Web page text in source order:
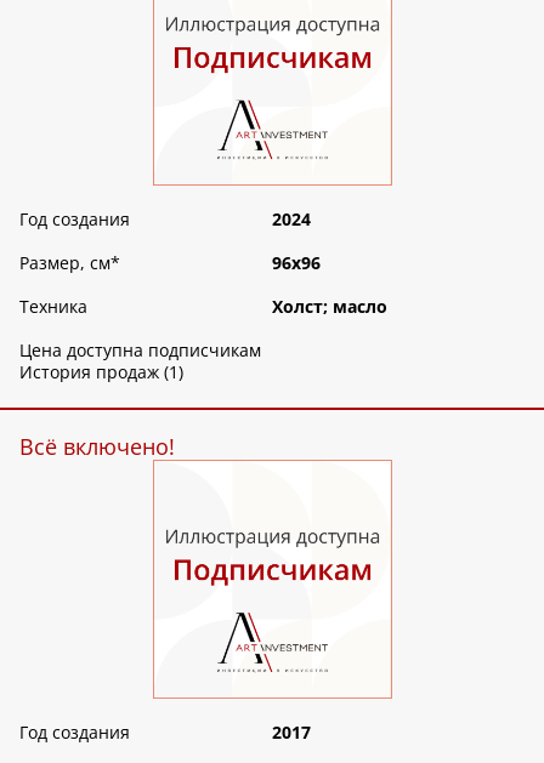
Год создания
2024
Размер, см*
96х96
Техника
Холст; масло
Цена доступна подписчикам
История продаж (1)
Всё включено!
Год создания
2017